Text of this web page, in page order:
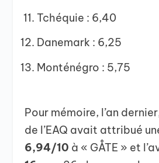
Tchéquie : 6,40
Danemark : 6,25
Monténégro : 5,75
Pour mémoire, l’an
de l’EAQ avait attribué
6,94/10 à « GÅTE » et